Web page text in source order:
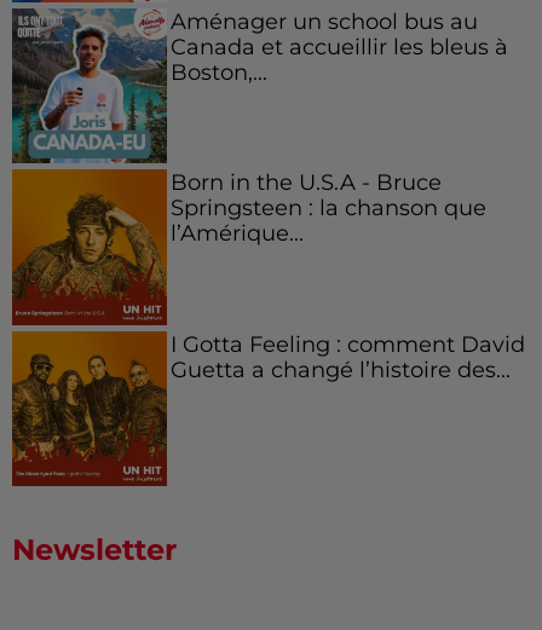
Aménager un school bus au
Canada et accueillir les bleus à
Boston,...
Born in the U.S.A - Bruce
Springsteen : la chanson que
l’Amérique...
I Gotta Feeling : comment David
Guetta a changé l’histoire des...
Newsletter